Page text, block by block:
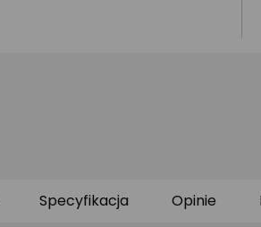
Specyfikacja Opinie